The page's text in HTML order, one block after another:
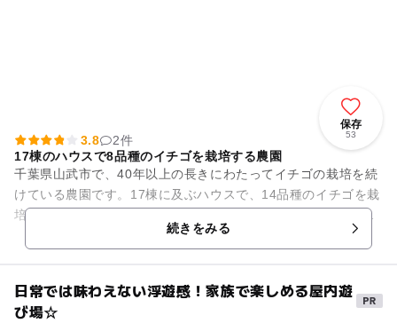
保存
53
3.8
2件
17棟のハウスで8品種のイチゴを栽培する農園
千葉県山武市で、40年以上の長きにわたってイチゴの栽培を続
けている農園です。17棟に及ぶハウスで、14品種のイチゴを栽
培しています。「章姫」、「とちおとめ」、「紅ほっぺ」、
「さちのか」、「ふさの...続きをみる
日常では味わえない浮遊感！家族で楽しめる屋内遊
び場☆